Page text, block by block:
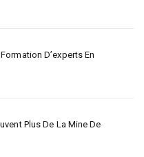
D’experts En
Plus De La Mine De